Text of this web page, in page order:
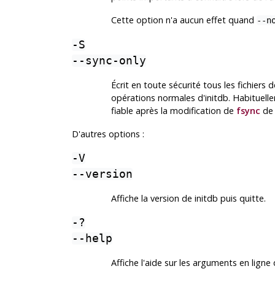
Cette option n'a aucun effet quand --
-S
--sync-only
Écrit en toute sécurité tous les fichiers
opérations normales d'initdb.
fiable après la modification de fsync de
D'autres options :
-V
--version
Affiche la version de initdb puis quitte.
-?
--help
Affiche l'aide sur les arguments en